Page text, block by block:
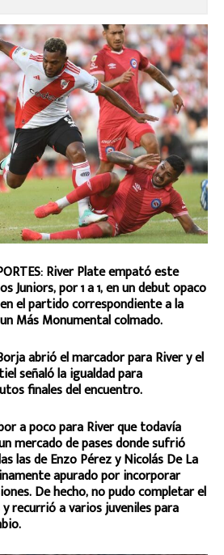
River Plate empató este
Juniors, por 1 a 1, en un debut opaco
el partido correspondiente a la
Más Monumental colmado.
abrió el marcador para River y el
señaló la igualdad para
finales del encuentro.
a poco para River que todavía
mercado de pases donde sufrió
las de Enzo Pérez y Nicolás De La
apurado por incorporar
De hecho, no pudo completar el
recurrió a varios juveniles para